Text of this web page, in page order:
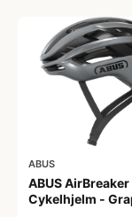
ABUS
ABUS
Cykelhjelm -